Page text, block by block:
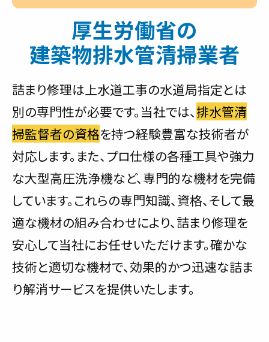
厚生労働省の
建築物排水管清掃業者
詰まり修理は上水道工事の水道局指定とは
別の専門性が必要です。当社では、排水管清
掃監督者の資格を持つ経験豊富な技術者が
対応します。また、プロ仕様の各種工具や強力
な大型高圧洗浄機など、専門的な機材を完備
しています。これらの専門知識、資格、そして最
適な機材の組み合わせにより、詰まり修理を
安心して当社にお任せいただけます。確かな
技術と適切な機材で、効果的かつ迅速な詰ま
り解消サービスを提供いたします。